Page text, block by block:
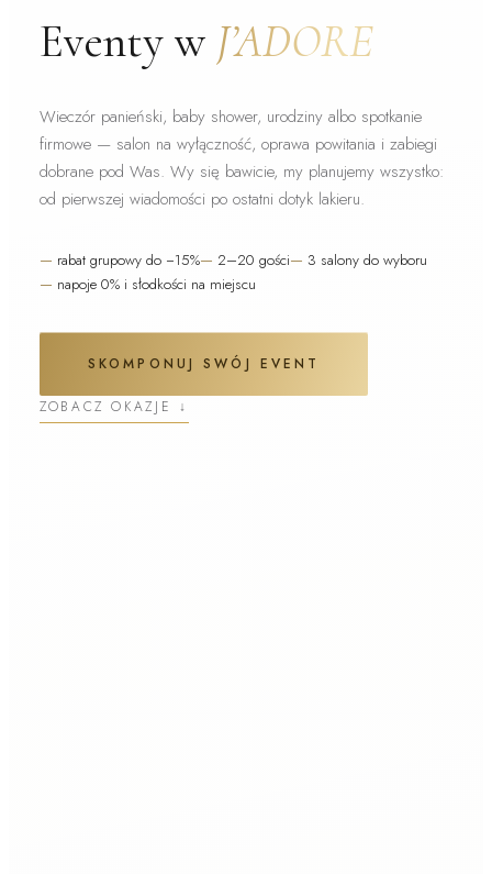
Eventy w J’ADORE
Wieczór panieński, baby shower, urodziny albo spotkanie
firmowe — salon na wyłączność, oprawa powitania i zabiegi
dobrane pod Was. Wy się bawicie, my planujemy wszystko:
od pierwszej wiadomości po ostatni dotyk lakieru.
— rabat grupowy do −15%— 2–20 gości— 3 salony do wyboru
— napoje 0% i słodkości na miejscu
SKOMPONUJ SWÓJ EVENT
ZOBACZ OKAZJE ↓